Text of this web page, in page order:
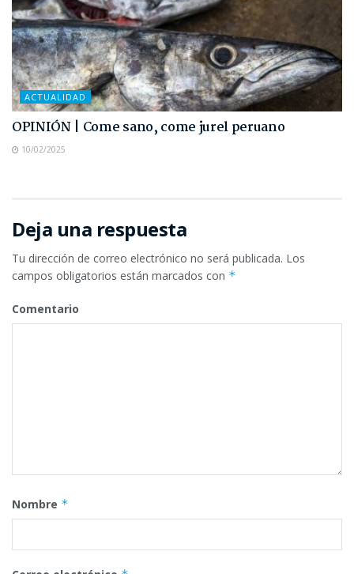
ACTUALIDAD
OPINIÓN | Come sano, come jurel peruano
10/02/2025
Deja una respuesta
Tu dirección de correo electrónico no será publicada. Los
campos obligatorios están marcados con *
Comentario
Nombre *